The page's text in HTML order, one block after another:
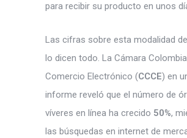
para recibir su producto en unos
Las cifras sobre esta modalidad
lo dicen todo. La Cámara
Comercio Electrónico (CCCE) en
informe reveló que el número de
víveres en línea ha crecido 50%,
las búsquedas en internet de